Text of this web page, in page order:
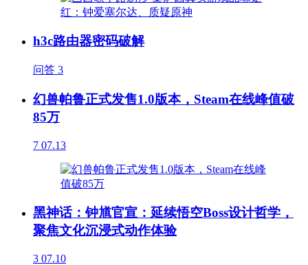
h3c路由器密码破解
问答 3
幻兽帕鲁正式发售1.0版本，Steam在线峰值破
85万
7 07.13
黑神话：钟馗官宣：延续悟空Boss设计哲学，
聚焦文化沉浸式动作体验
3 07.10